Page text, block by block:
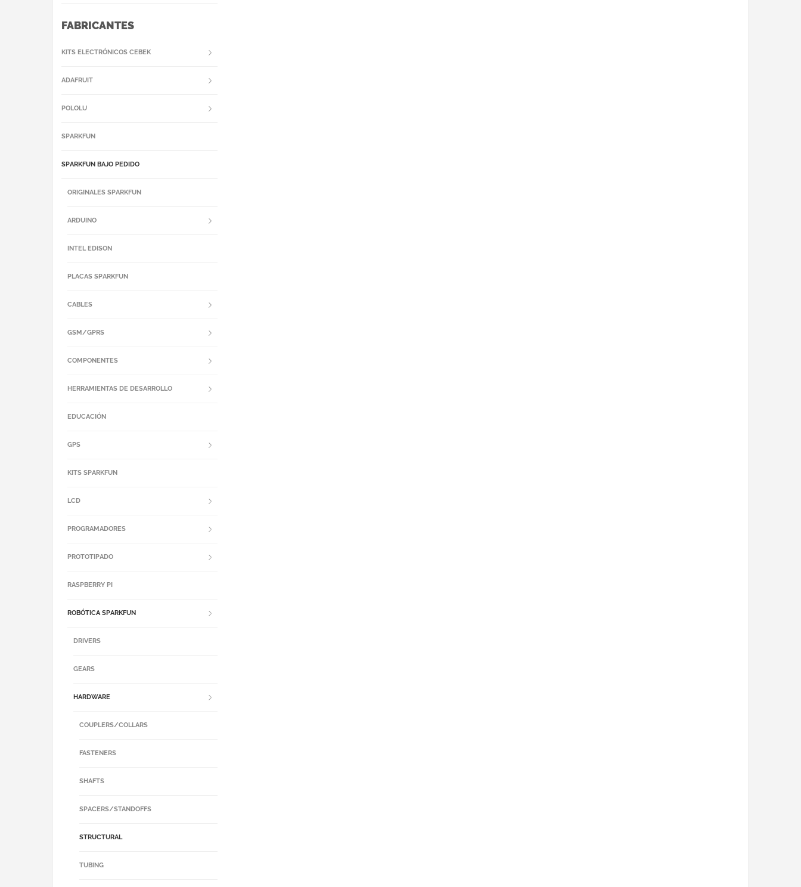
FABRICANTES
KITS ELECTRÓNICOS CEBEK
ADAFRUIT
POLOLU
SPARKFUN
SPARKFUN BAJO PEDIDO
ORIGINALES SPARKFUN
ARDUINO
INTEL EDISON
PLACAS SPARKFUN
CABLES
GSM/GPRS
COMPONENTES
HERRAMIENTAS DE DESARROLLO
EDUCACIÓN
GPS
KITS SPARKFUN
LCD
PROGRAMADORES
PROTOTIPADO
RASPBERRY PI
ROBÓTICA SPARKFUN
DRIVERS
GEARS
HARDWARE
COUPLERS/COLLARS
FASTENERS
SHAFTS
SPACERS/STANDOFFS
STRUCTURAL
TUBING